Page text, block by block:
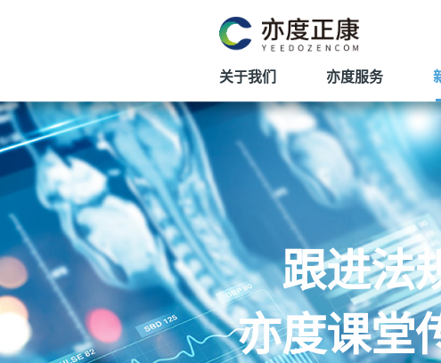
关于我们 亦度服务
跟进法
亦度课堂